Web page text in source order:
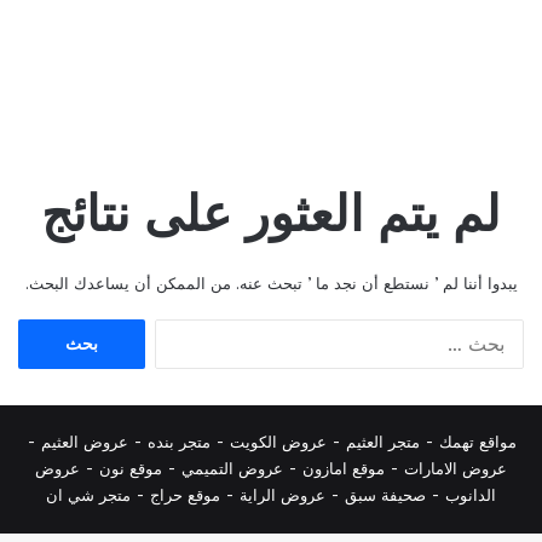
لم يتم العثور على نتائج
يبدوا أننا لم ’ نستطع أن نجد ما ’ تبحث عنه. من الممكن أن يساعدك البحث.
مواقع تهمك - متجر العثيم - عروض الكويت - متجر بنده - عروض العثيم -
عروض الامارات - موقع امازون - عروض التميمي - موقع نون - عروض
الدانوب - صحيفة سبق - عروض الراية - موقع حراج - متجر شي ان